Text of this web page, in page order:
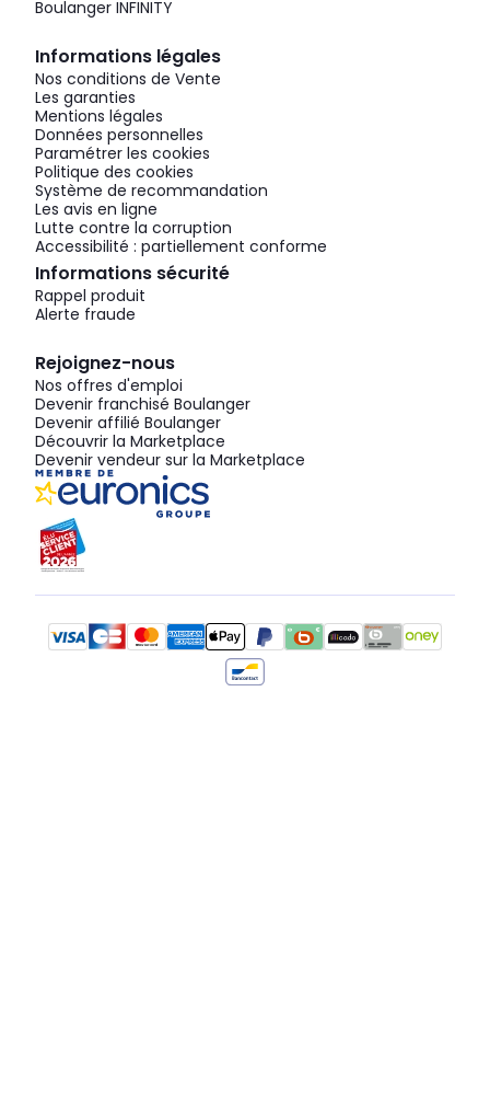
Boulanger INFINITY
Informations légales
Nos conditions de Vente
Les garanties
Mentions légales
Données personnelles
Paramétrer les cookies
Politique des cookies
Système de recommandation
Les avis en ligne
Lutte contre la corruption
Accessibilité : partiellement conforme
Informations sécurité
Rappel produit
Alerte fraude
Rejoignez-nous
Nos offres d'emploi
Devenir franchisé Boulanger
Devenir affilié Boulanger
Découvrir la Marketplace
Devenir vendeur sur la Marketplace